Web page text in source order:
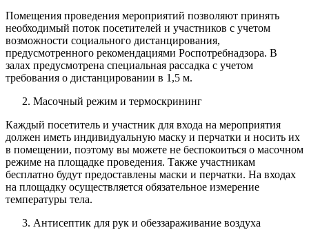
Помещения проведения мероприятий позволяют принять
необходимый поток посетителей и участников с учетом
возможности социального дистанцирования,
предусмотренного рекомендациями Роспотребнадзора. В
залах предусмотрена специальная рассадка с учетом
требования о дистанцировании в 1,5 м.
Масочный режим и термоскрининг
Каждый посетитель и участник для входа на мероприятия
должен иметь индивидуальную маску и перчатки и носить их
в помещении, поэтому вы можете не беспокоиться о масочном
режиме на площадке проведения. Также участникам
бесплатно будут предоставлены маски и перчатки. На входах
на площадку осуществляется обязательное измерение
температуры тела.
Антисептик для рук и обеззараживание воздуха